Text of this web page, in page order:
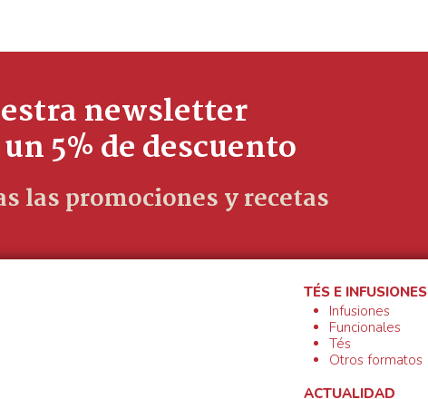
newsletter
5% de descuento
las promociones y recetas
TÉS E INFUSIONES
Infusiones
Funcionales
Tés
Otros formatos
ACTUALIDAD